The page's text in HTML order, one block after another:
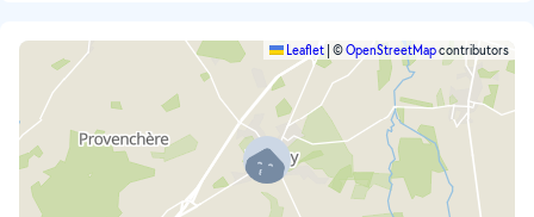
Leaflet ©OpenStreetMapcontributors